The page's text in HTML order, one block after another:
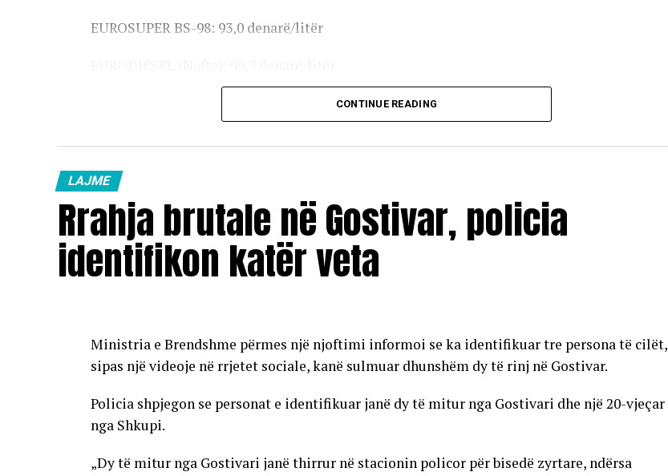
EUROSUPER BS-98: 93,0 denarë/litër
Vaji ekstra i lehtë (EL-1): 98,5 denarë/litërCONTINUE READING
LAJME
Rrahja brutale në Gostivar, policia
identifikon katër veta
Ministria e Brendshme përmes një njoftimi informoi se ka identifikuar tre persona të cilët,
sipas një videoje në rrjetet sociale, kanë sulmuar dhunshëm dy të rinj në Gostivar.
Policia shpjegon se personat e identifikuar janë dy të mitur nga Gostivari dhe një 20-vjeçar
nga Shkupi.
„Dy të mitur nga Gostivari janë thirrur në stacionin policor për bisedë zyrtare, ndërsa